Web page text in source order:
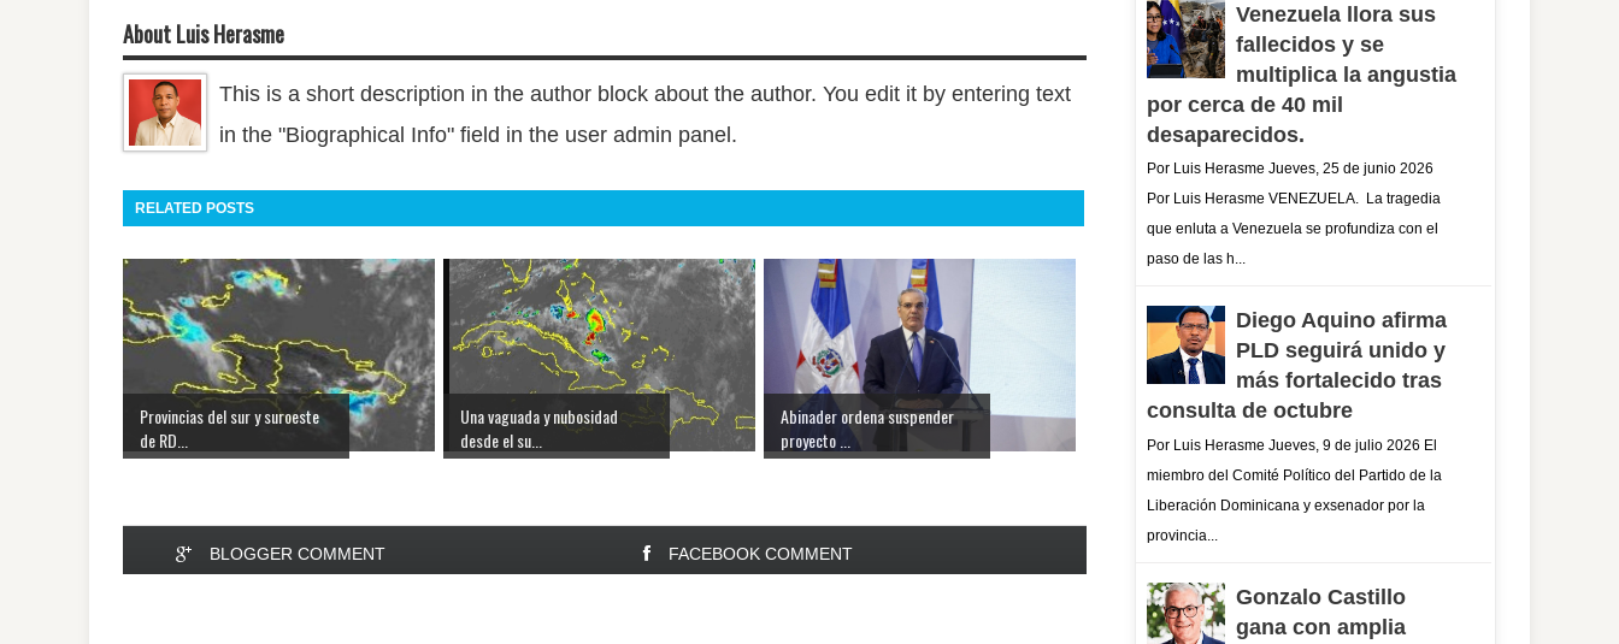
About Luis Herasme
This is a short description in the author block about the author. You edit it by entering text
in the "Biographical Info" field in the user admin panel.
RELATED POSTS
Provincias del sur y suroeste
de RD...
Una vaguada y nubosidad
desde el su...
Abinader ordena suspender
proyecto ...
BLOGGER COMMENT FACEBOOK COMMENT
Venezuela llora sus
fallecidos y se
multiplica la angustia
por cerca de 40 mil
desaparecidos.
Por Luis Herasme Jueves, 25 de junio 2026
Por Luis Herasme VENEZUELA. La tragedia
que enluta a Venezuela se profundiza con el
paso de las h...
Diego Aquino afirma
PLD seguirá unido y
más fortalecido tras
consulta de octubre
Por Luis Herasme Jueves, 9 de julio 2026 El
miembro del Comité Político del Partido de la
Liberación Dominicana y exsenador por la
provincia...
Gonzalo Castillo
gana con amplia